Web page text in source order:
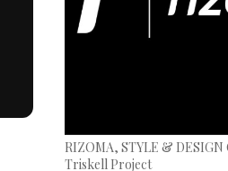
RIZOMA, STYLE &
Triskell Project